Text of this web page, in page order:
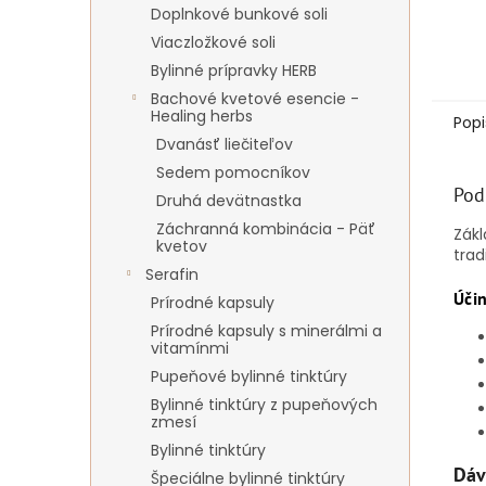
Doplnkové bunkové soli
Viaczložkové soli
Bylinné prípravky HERB
Bachové kvetové esencie -
Healing herbs
Dvanásť liečiteľov
Sedem pomocníkov
Druhá devätnastka
Záchranná kombinácia - Päť
kvetov
Serafin
Prírodné kapsuly
Prírodné kapsuly s minerálmi a
vitamínmi
Pupeňové bylinné tinktúry
Bylinné tinktúry z pupeňových
zmesí
Bylinné tinktúry
Špeciálne bylinné tinktúry